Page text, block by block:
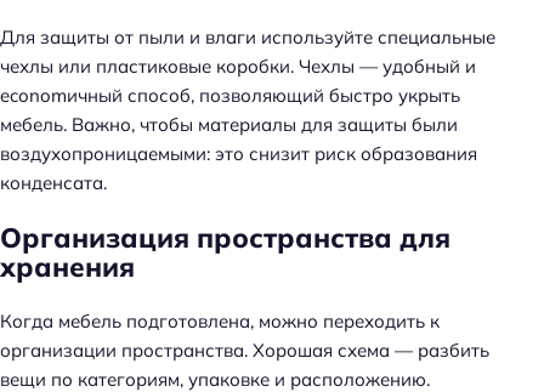
Для защиты от пыли и влаги используйте специальные
чехлы или пластиковые коробки. Чехлы — удобный и
economичный способ, позволяющий быстро укрыть
мебель. Важно, чтобы материалы для защиты были
воздухопроницаемыми: это снизит риск образования
конденсата.
Организация пространства для
хранения
Когда мебель подготовлена, можно переходить к
организации пространства. Хорошая схема — разбить
вещи по категориям, упаковке и расположению.